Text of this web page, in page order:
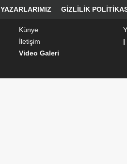
YAZARLARIMIZ GIZLILIK
Künye
İletişim
|
Video Galeri